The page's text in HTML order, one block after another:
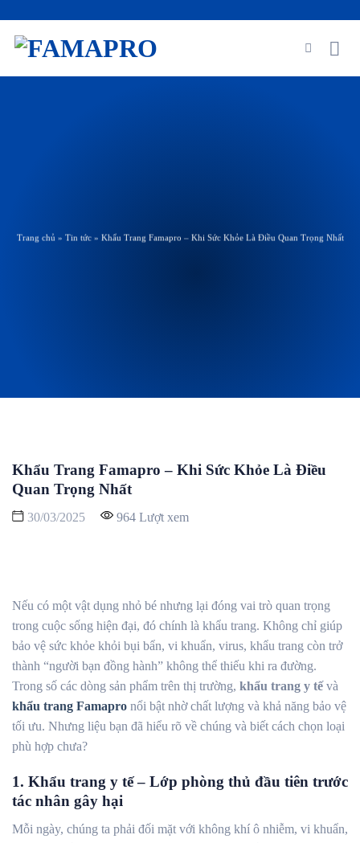
Trang chủ » Tin tức» Khẩu Trang Famapro – Khi Sức Khỏe Là Điều Quan Trọng Nhất
Khẩu Trang Famapro – Khi Sức Khỏe Là Điều
Quan Trọng Nhất
30/03/2025 964 Lượt xem
Nếu có một vật dụng nhỏ bé nhưng lại đóng vai trò quan trọng
trong cuộc sống hiện đại, đó chính là khẩu trang. Không chỉ giúp
bảo vệ sức khỏe khỏi bụi bẩn, vi khuẩn, virus, khẩu trang còn trở
thành “người bạn đồng hành” không thể thiếu khi ra đường.
Trong số các dòng sản phẩm trên thị trường, khẩu trang y tếvà
khẩu trang Famapro nổi bật nhờ chất lượng và khả năng bảo vệ
tối ưu. Nhưng liệu bạn đã hiểu rõ về chúng và biết cách chọn loại
phù hợp chưa?
1. Khẩu trang y tế – Lớp phòng thủ đầu tiên trước
tác nhân gây hại
Mỗi ngày, chúng ta phải đối mặt với không khí ô nhiễm, vi khuẩn,